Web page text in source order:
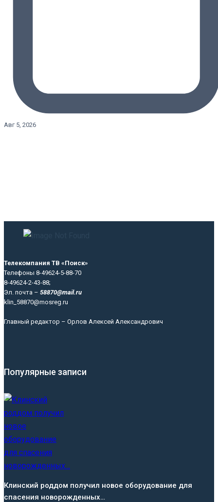
Авг 5, 2026
Телекомпания ТВ «Поиск»
Телефоны 8-49624-5-88-70
8-49624-2-43-88;
Эл. почта – 58870@mail.ru
klin_58870@mosreg.ru
Главный редактор – Орлов Алексей Александрович
Популярные записи
Клинский роддом получил новое оборудование для
спасения новорожденных…